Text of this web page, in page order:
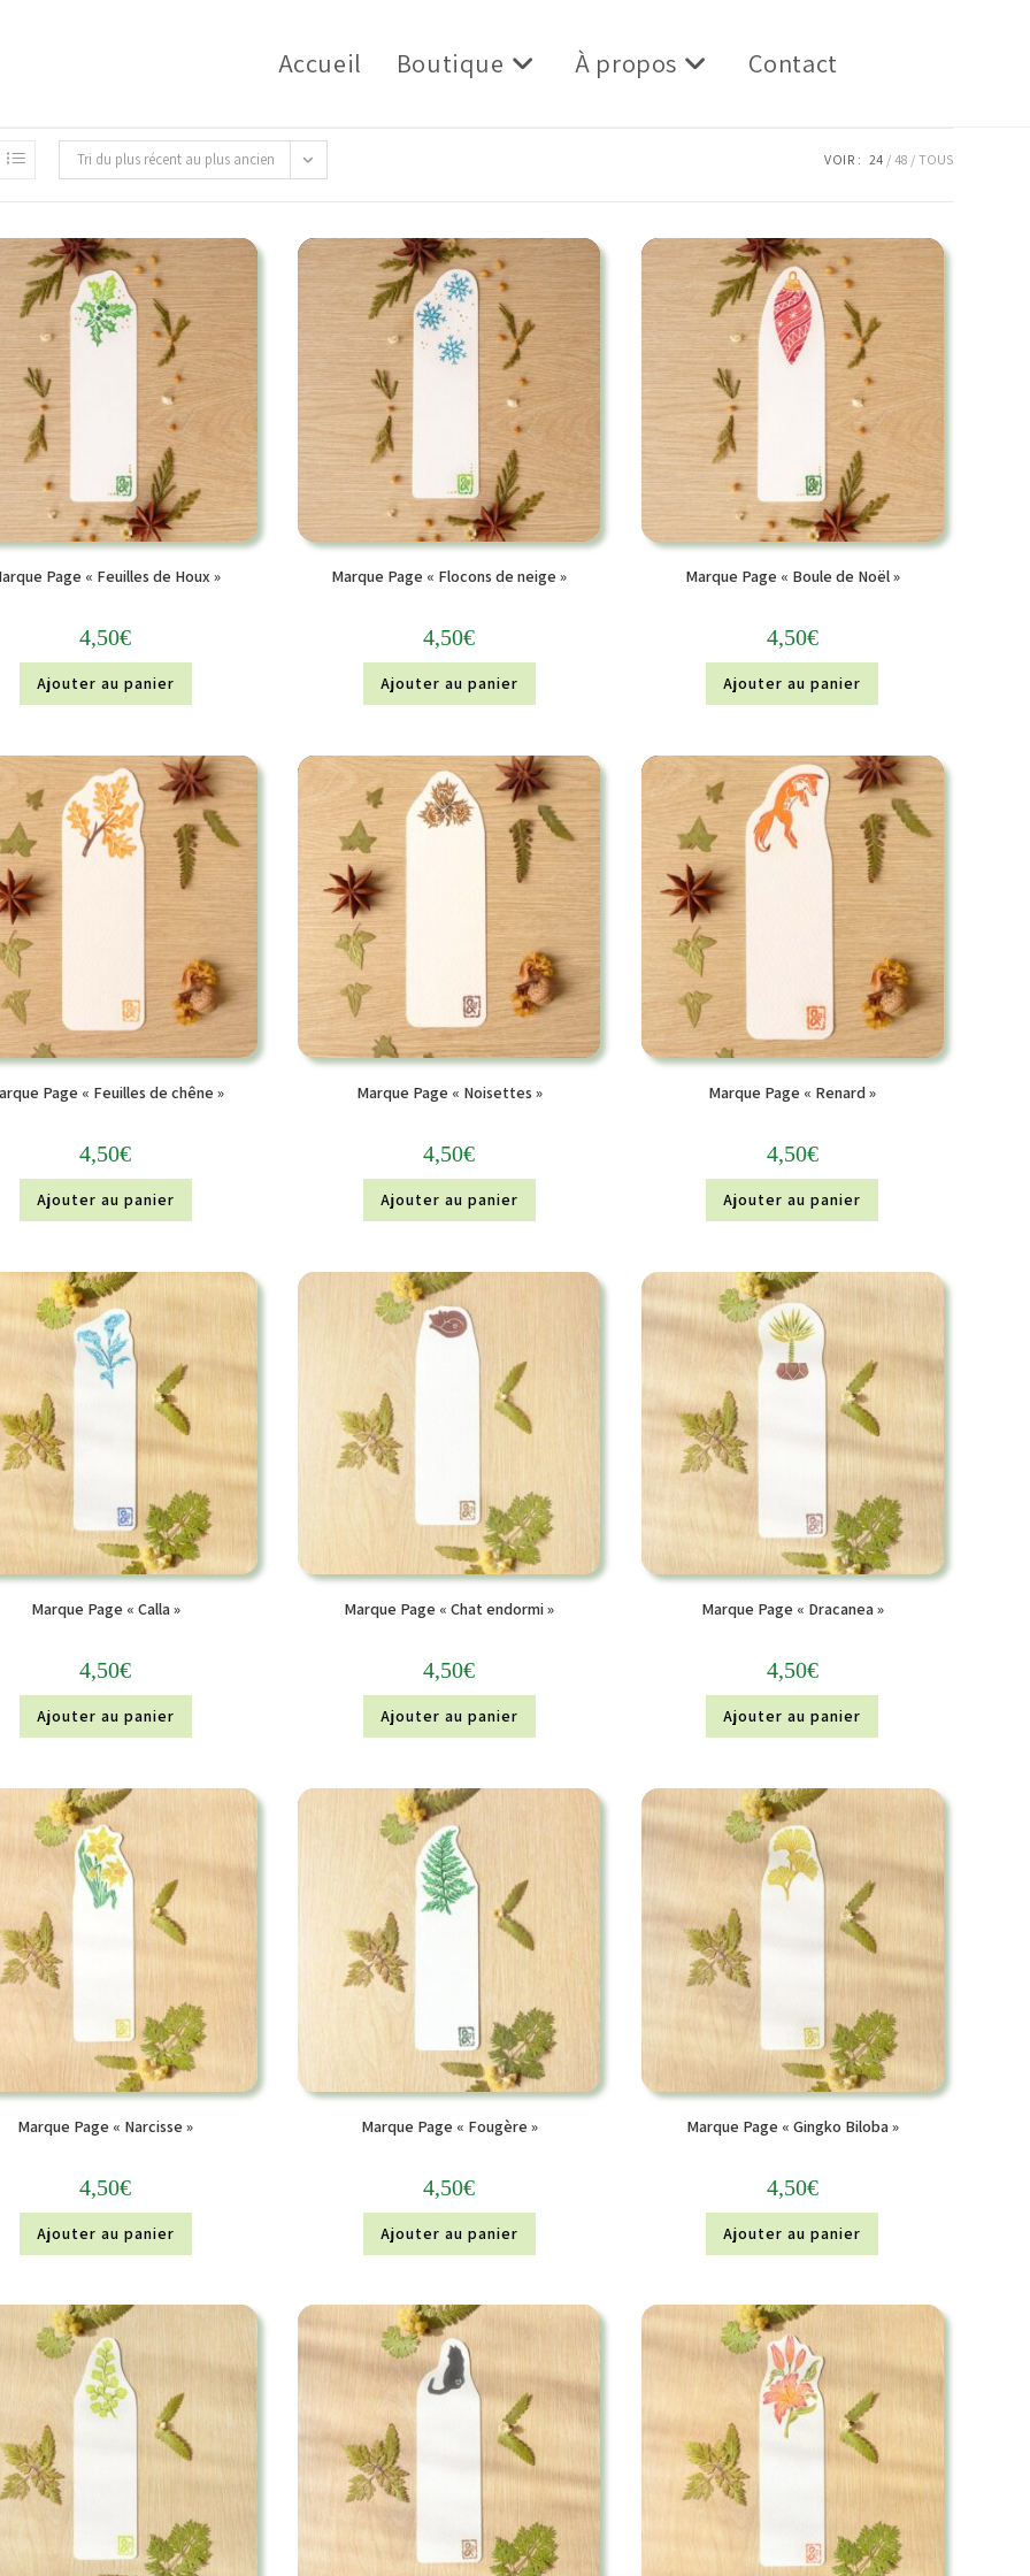
Accueil Boutique À propos Contact
Tri du plus récent au plus ancien VOIR : 24 48 TOUS
Page « Feuilles de Houx »
4,50€
Ajouter au panier
Marque Page « Flocons de neige »
4,50€
Ajouter au panier
Marque Page « Boule de Noël »
4,50€
Ajouter au panier
Page « Feuilles de chêne »
4,50€
Ajouter au panier
Marque Page « Noisettes »
4,50€
Ajouter au panier
Marque Page « Renard »
4,50€
Ajouter au panier
Marque Page « Calla »
4,50€
Ajouter au panier
Marque Page « Chat endormi »
4,50€
Ajouter au panier
Marque Page « Dracanea »
4,50€
Ajouter au panier
Marque Page « Narcisse »
4,50€
Ajouter au panier
Marque Page « Fougère »
4,50€
Ajouter au panier
Marque Page « Gingko Biloba »
4,50€
Ajouter au panier